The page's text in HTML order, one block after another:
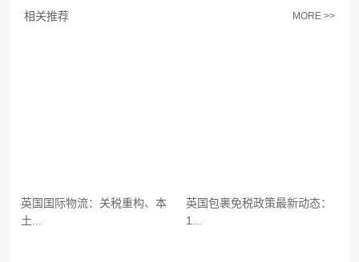
相关推荐 MORE >>
英国国际物流：关税重构、本
土...
英国包裹免税政策最新动态：
1...